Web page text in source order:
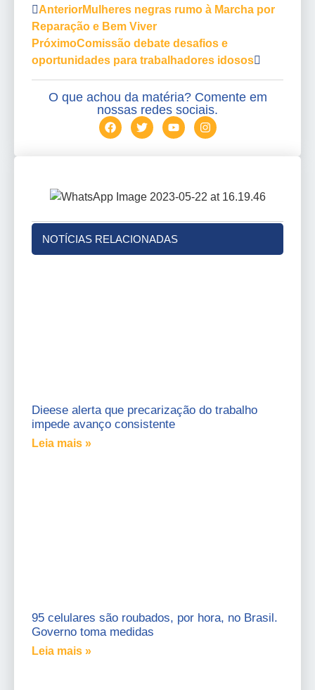
AnteriorMulheres negras rumo à Marcha por
Reparação e Bem Viver
PróximoComissão debate desafios e
oportunidades para trabalhadores idosos
O que achou da matéria? Comente em
nossas redes sociais.
NOTÍCIAS RELACIONADAS
Dieese alerta que precarização do trabalho
impede avanço consistente
Leia mais »
95 celulares são roubados, por hora, no Brasil.
Governo toma medidas
Leia mais »